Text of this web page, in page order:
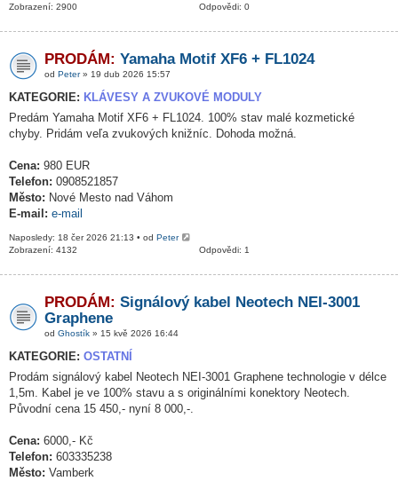
Odpovědi: 0
Zobrazení: 2900
PRODÁM: Yamaha Motif XF6 + FL1024
od Peter» 19 dub 2026 15:57
KATEGORIE: KLÁVESY A ZVUKOVÉ MODULY
Predám Yamaha Motif XF6 + FL1024. 100% stav malé kozmetické
chyby. Pridám veľa zvukových knižníc. Dohoda možná.
Cena: 980 EUR
Telefon: 0908521857
Město: Nové Mesto nad Váhom
E-mail: e-mail
Naposledy: 18 čer 2026 21:13 • od Peter
Odpovědi: 1
Zobrazení: 4132
PRODÁM: Signálový kabel Neotech NEI-3001
Graphene
od Ghostík » 15 kvě 2026 16:44
KATEGORIE: OSTATNÍ
Prodám signálový kabel Neotech NEI-3001 Graphene technologie v délce
1,5m. Kabel je ve 100% stavu a s originálními konektory Neotech.
Původní cena 15 450,- nyní 8 000,-.
Cena: 6000,- Kč
Telefon: 603335238
Město: Vamberk